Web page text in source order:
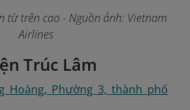
từ trên cao - Nguồn ảnh: Vietnam
Airlines
Trúc Lâm
Hoàng, Phường 3, thành phố